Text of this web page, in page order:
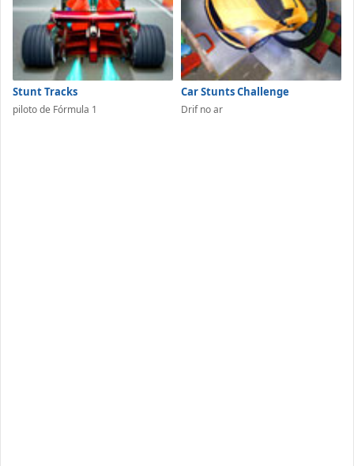
Stunt Tracks
piloto de Fórmula 1
Car Stunts Challenge
Drif no ar